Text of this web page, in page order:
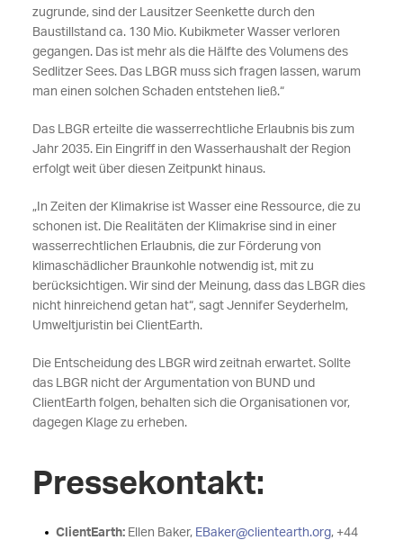
zugrunde, sind der Lausitzer Seenkette durch den
Baustillstand ca. 130 Mio. Kubikmeter Wasser verloren
gegangen. Das ist mehr als die Hälfte des Volumens des
Sedlitzer Sees. Das LBGR muss sich fragen lassen, warum
man einen solchen Schaden entstehen ließ.“
Das LBGR erteilte die wasserrechtliche Erlaubnis bis zum
Jahr 2035. Ein Eingriff in den Wasserhaushalt der Region
erfolgt weit über diesen Zeitpunkt hinaus.
„In Zeiten der Klimakrise ist Wasser eine Ressource, die zu
schonen ist. Die Realitäten der Klimakrise sind in einer
wasserrechtlichen Erlaubnis, die zur Förderung von
klimaschädlicher Braunkohle notwendig ist, mit zu
berücksichtigen. Wir sind der Meinung, dass das LBGR dies
nicht hinreichend getan hat“, sagt Jennifer Seyderhelm,
Umweltjuristin bei ClientEarth.
Die Entscheidung des LBGR wird zeitnah erwartet. Sollte
das LBGR nicht der Argumentation von BUND und
ClientEarth folgen, behalten sich die Organisationen vor,
dagegen Klage zu erheben.
Pressekontakt:
ClientEarth:Ellen Baker, EBaker@clientearth.org, +44